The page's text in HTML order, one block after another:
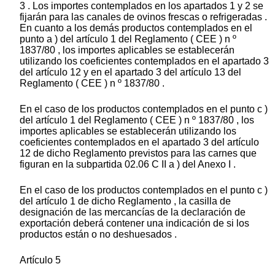
3 . Los importes contemplados en los apartados 1 y 2 se
fijarán para las canales de ovinos frescas o refrigeradas .
En cuanto a los demás productos contemplados en el
punto a ) del artículo 1 del Reglamento ( CEE ) n º
1837/80 , los importes aplicables se establecerán
utilizando los coeficientes contemplados en el apartado 3
del artículo 12 y en el apartado 3 del artículo 13 del
Reglamento ( CEE ) n º 1837/80 .
En el caso de los productos contemplados en el punto c )
del artículo 1 del Reglamento ( CEE ) n º 1837/80 , los
importes aplicables se establecerán utilizando los
coeficientes contemplados en el apartado 3 del artículo
12 de dicho Reglamento previstos para las carnes que
figuran en la subpartida 02.06 C II a ) del Anexo I .
En el caso de los productos contemplados en el punto c )
del artículo 1 de dicho Reglamento , la casilla de
designación de las mercancías de la declaración de
exportación deberá contener una indicación de si los
productos están o no deshuesados .
Artículo 5